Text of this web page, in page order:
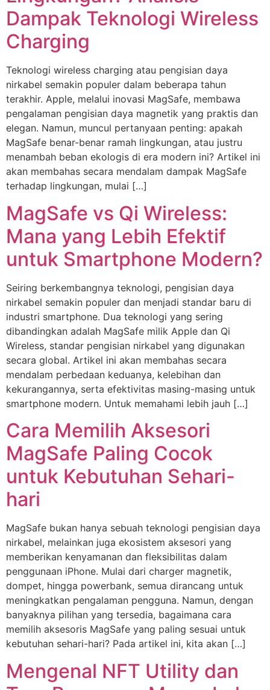
Dampak Teknologi Wireless
Charging
Teknologi wireless charging atau pengisian daya
nirkabel semakin populer dalam beberapa tahun
terakhir. Apple, melalui inovasi MagSafe, membawa
pengalaman pengisian daya magnetik yang praktis dan
elegan. Namun, muncul pertanyaan penting: apakah
MagSafe benar-benar ramah lingkungan, atau justru
menambah beban ekologis di era modern ini? Artikel ini
akan membahas secara mendalam dampak MagSafe
terhadap lingkungan, mulai […]
MagSafe vs Qi Wireless:
Mana yang Lebih Efektif
untuk Smartphone Modern?
Seiring berkembangnya teknologi, pengisian daya
nirkabel semakin populer dan menjadi standar baru di
industri smartphone. Dua teknologi yang sering
dibandingkan adalah MagSafe milik Apple dan Qi
Wireless, standar pengisian nirkabel yang digunakan
secara global. Artikel ini akan membahas secara
mendalam perbedaan keduanya, kelebihan dan
kekurangannya, serta efektivitas masing-masing untuk
smartphone modern. Untuk memahami lebih jauh […]
Cara Memilih Aksesori
MagSafe Paling Cocok
untuk Kebutuhan Sehari-
hari
MagSafe bukan hanya sebuah teknologi pengisian daya
nirkabel, melainkan juga ekosistem aksesori yang
memberikan kenyamanan dan fleksibilitas dalam
penggunaan iPhone. Mulai dari charger magnetik,
dompet, hingga powerbank, semua dirancang untuk
meningkatkan pengalaman pengguna. Namun, dengan
banyaknya pilihan yang tersedia, bagaimana cara
memilih aksesoris MagSafe yang paling sesuai untuk
kebutuhan sehari-hari? Pada artikel ini, kita akan […]
Mengenal NFT Utility dan